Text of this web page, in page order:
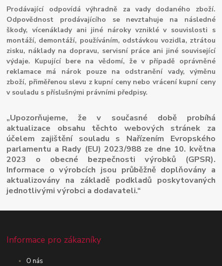
Prodávající odpovídá výhradně za vady dodaného zboží.
Odpovědnost prodávajícího se nevztahuje na následné
škody, vícenáklady ani jiné nároky vzniklé v souvislosti s
montáží, demontáží, používáním, odstávkou vozidla, ztrátou
zisku, náklady na dopravu, servisní práce ani jiné související
výdaje. Kupující bere na vědomí, že v případě oprávněné
reklamace má nárok pouze na odstranění vady, výměnu
zboží, přiměřenou slevu z kupní ceny nebo vrácení kupní ceny
v souladu s příslušnými právními předpisy.
„Upozorňujeme, že v současné době probíhá
aktualizace obsahu těchto webových stránek za
účelem zajištění souladu s Nařízením Evropského
parlamentu a Rady (EU) 2023/988 ze dne 10. května
2023 o obecné bezpečnosti výrobků (GPSR).
Informace o výrobcích jsou průběžně doplňovány a
aktualizovány na základě podkladů poskytovaných
jednotlivými výrobci a dodavateli.“
Informace pro zákazníky
O nás